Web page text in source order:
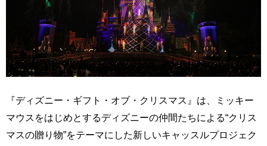
『ディズニー・ギフト・オブ・クリスマス』は、ミッキー
マウスをはじめとするディズニーの仲間たちによる“クリス
マスの贈り物”をテーマにした新しいキャッスルプロジェク